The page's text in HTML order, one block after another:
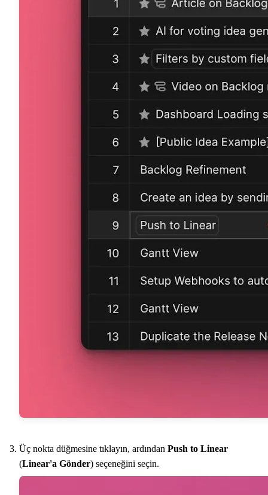
Üç nokta düğmesine tıklayın, ardından Push to Linear
(Linear'a Gönder) seçeneğini seçin.